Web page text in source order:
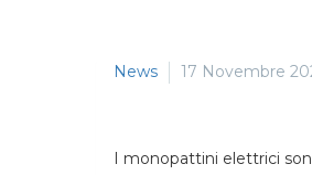
News 17 Novembre
I monopattini elettrici